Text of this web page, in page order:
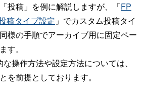
投稿」を例に解説しますが、「FP
稿タイプ設定 」でカスタム投稿タイ
様の手順でアーカイブ用に固定ペー
す。
操作方法や設定方法については、
を前提としております。